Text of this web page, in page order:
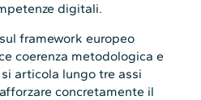
digitali.
framework europeo
coerenza metodologica e
articola lungo tre assi
concretamente il